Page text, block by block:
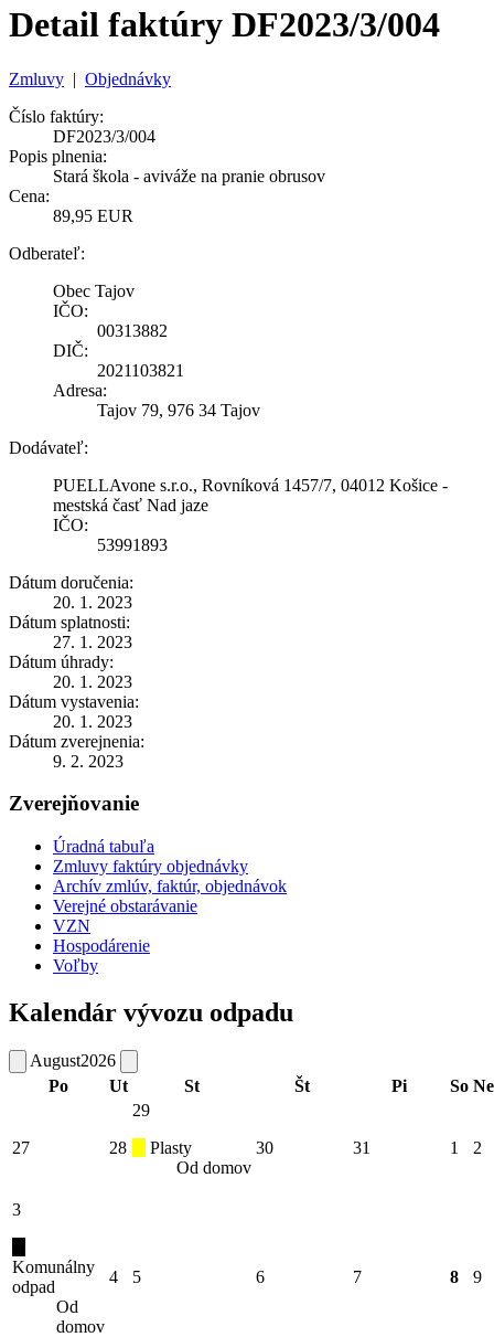
Detail faktúry DF2023/3/004
Zmluvy | Objednávky
Číslo faktúry:
DF2023/3/004
Popis plnenia:
Stará škola - aviváže na pranie obrusov
Cena:
89,95 EUR
Odberateľ:
Obec Tajov
IČO:
00313882
DIČ:
2021103821
Adresa:
Tajov 79, 976 34 Tajov
Dodávateľ:
PUELLAvone s.r.o., Rovníková 1457/7, 04012 Košice -
mestská časť Nad jaze
IČO:
53991893
Dátum doručenia:
20. 1. 2023
Dátum splatnosti:
27. 1. 2023
Dátum úhrady:
20. 1. 2023
Dátum vystavenia:
20. 1. 2023
Dátum zverejnenia:
9. 2. 2023
Zverejňovanie
Úradná tabuľa
Zmluvy faktúry objednávky
Archív zmlúv, faktúr, objednávok
Verejné obstarávanie
VZN
Hospodárenie
Voľby
Kalendár vývozu odpadu
August2026
Po
Ut St Št Pi So Ne
27 28
29
Plasty
Od domov
30 31 1 2
3
Komunálny
odpad
Od
domov
4 5 6 7 8 9